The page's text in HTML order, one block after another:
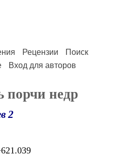
Рецензии
Поиск
Вход для авторов
порчи недр
2